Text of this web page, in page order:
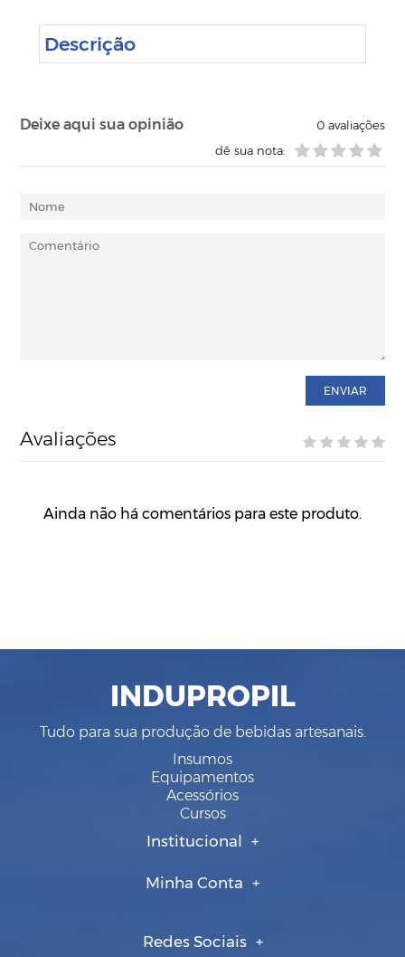
Descrição
Deixe aqui sua opinião 0avaliações
dê sua nota:
ENVIAR
Avaliações
Ainda não há comentários para este produto.
INDUPROPIL
Tudo para sua produção de bebidas artesanais.
Insumos
Equipamentos
Acessórios
Cursos
Institucional
Minha Conta
Redes Sociais